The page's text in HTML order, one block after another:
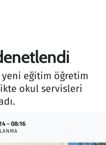
eğitim öğretim
okul servisleri
- 08:16